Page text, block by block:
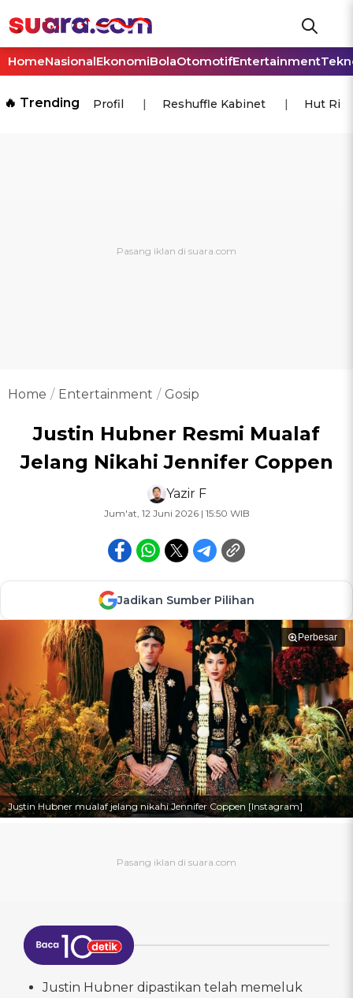
HomeNasionalEkonomiBolaOtomotifEntertainment
🔥 Trending Profil Reshuffle Kabinet Hut Ri
Home Entertainment Gosip
Justin Hubner Resmi Mualaf
Jelang Nikahi Jennifer Coppen
Yazir F
Jum'at, 12 Juni 2026 | 15:50 WIB
Jadikan Sumber Pilihan
Perbesar
Justin Hubner mualaf jelang nikahi Jennifer Coppen [Instagram]
Justin Hubner dipastikan telah memeluk